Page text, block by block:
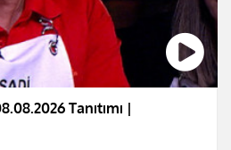
Tanıtımı |